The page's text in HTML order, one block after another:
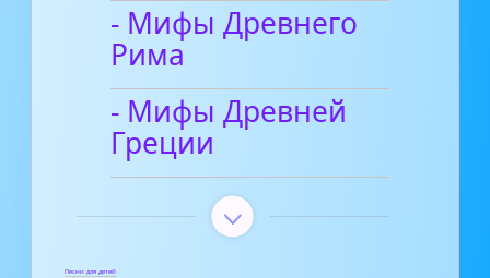
- Мифы Древнего
Рима
- Мифы Древней
Греции
Песни для детей